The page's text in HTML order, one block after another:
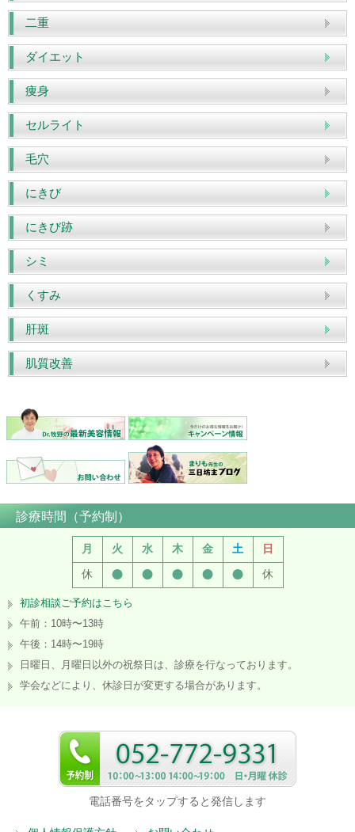
二重
ダイエット
痩身
セルライト
毛穴
にきび
にきび跡
シミ
くすみ
肝斑
肌質改善
診療時間（予約制）
月 火 水 木 金 土
日
休
● ● ● ● ● 休
初診相談ご予約はこちら
午前：10時〜13時
午後：14時〜19時
日曜日、月曜日以外の祝祭日は、診療を行なっております。
学会などにより、休診日が変更する場合があります。
電話番号をタップすると発信します